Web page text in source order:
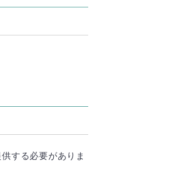
する必要がありま